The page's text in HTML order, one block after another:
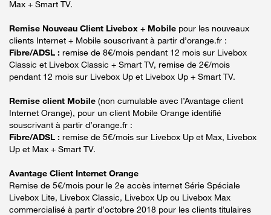
Max + Smart TV.
Remise Nouveau Client Livebox + Mobile pour les nouveaux
clients Internet + Mobile souscrivant à partir d’orange.fr :
Fibre/ADSL : remise de 8€/mois pendant 12 mois sur Livebox
Classic et Livebox Classic + Smart TV, remise de 2€/mois
pendant 12 mois sur Livebox Up et Livebox Up + Smart TV.
Remise client Mobile (non cumulable avec l’Avantage client
Internet Orange), pour un client Mobile Orange identifié
souscrivant à partir d’orange.fr :
Fibre/ADSL : remise de 5€/mois sur Livebox Up et Max, Livebox
Up et Max + Smart TV.
Avantage Client Internet Orange
Remise de 5€/mois pour le 2e accès internet Série Spéciale
Livebox Lite, Livebox Classic, Livebox Up ou Livebox Max
commercialisé à partir d’octobre 2018 pour les clients titulaires